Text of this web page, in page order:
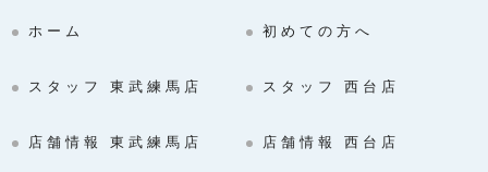
ホーム 初めての方へ
スタッフ 東武練馬店 スタッフ 西台店
店舗情報 東武練馬店 店舗情報 西台店